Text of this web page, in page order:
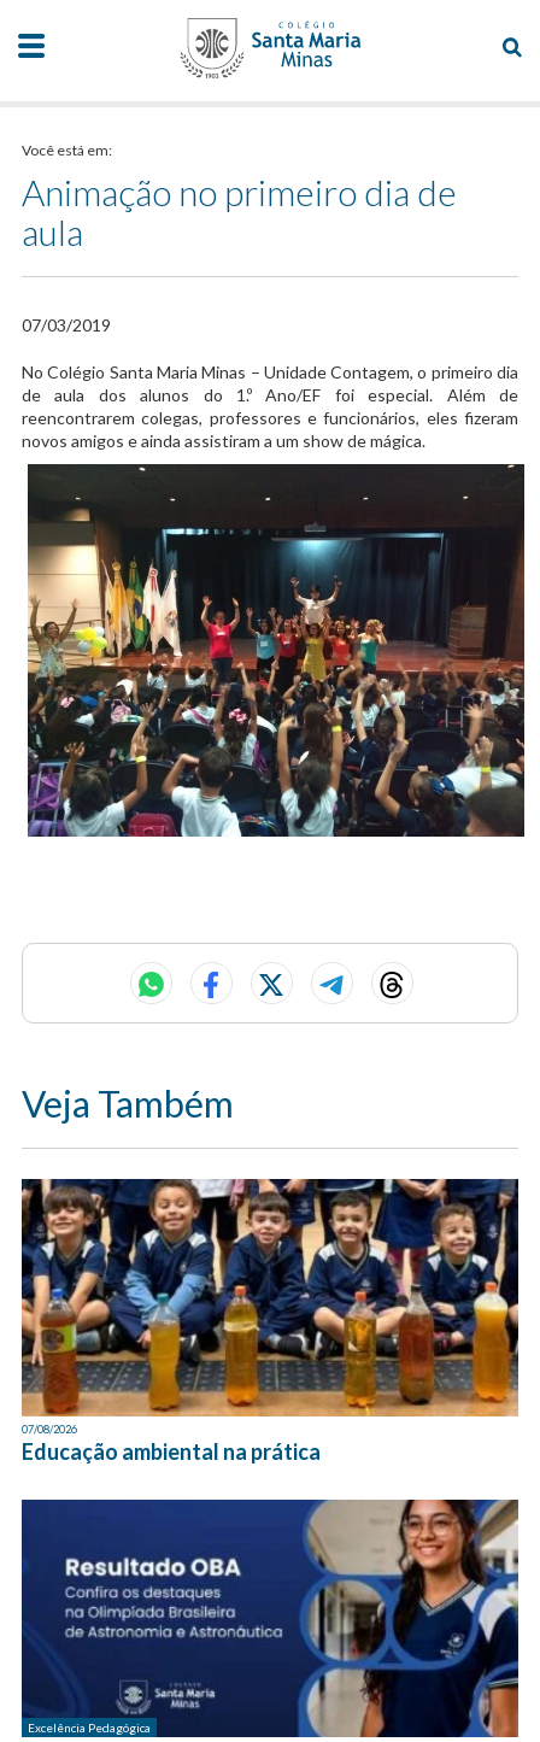
Você está em:
Animação no primeiro dia de
aula
07/03/2019
​No Colégio Santa Maria Minas – Unidade Contagem, o primeiro dia
de aula dos alunos do 1.º Ano/EF foi especial. Além de
reencontrarem colegas, professores e funcionários, eles fizeram
novos amigos e ainda assistiram a um show de mágica.
Veja Também
07/08/2026
Educação ambiental na prática
Excelência Pedagógica